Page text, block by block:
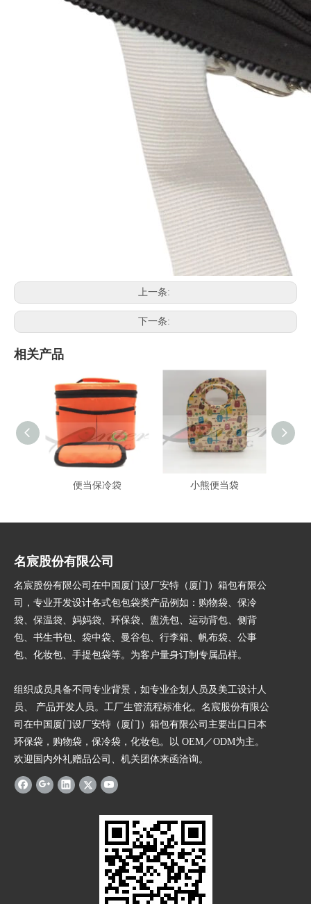
上一条:
下一条:
相关产品
便当保冷袋 小熊便当袋
名宸股份有限公司
名宸股份有限公司在中国厦门设厂安特（厦门）箱包有限公
司，专业开发设计各式包包袋类产品例如：购物袋、保冷
袋、保温袋、妈妈袋、环保袋、盥洗包、运动背包、侧背
包、书生书包、袋中袋、曼谷包、行李箱、帆布袋、公事
包、化妆包、手提包袋等。为客户量身订制专属品样。
组织成员具备不同专业背景，如专业企划人员及美工设计人
员、 产品开发人员。工厂生管流程标准化。名宸股份有限公
司在中国厦门设厂安特（厦门）箱包有限公司主要出口日本
环保袋，购物袋，保冷袋，化妆包。以 OEM／ODM为主。
欢迎国内外礼赠品公司、机关团体来函洽询。